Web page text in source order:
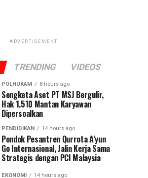
ADVERTISEMENT
TRENDING VIDEOS
POLHUKAM 8 hours ago
Sengketa Aset PT MSJ Bergulir,
Hak 1.510 Mantan Karyawan
Dipersoalkan
PENDIDIKAN 14 hours ago
Pondok Pesantren Qurrota A’yun
Go Internasional, Jalin Kerja Sama
Strategis dengan PCI Malaysia
EKONOMI 14 hours ago